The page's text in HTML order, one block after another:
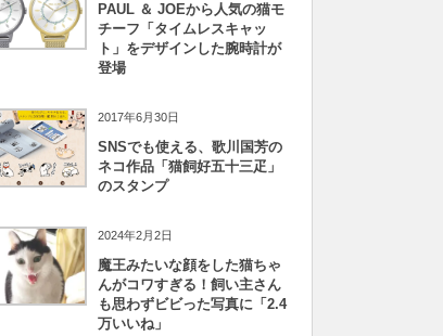
PAUL ＆ JOEから人気の猫モ
チーフ「タイムレスキャッ
ト」をデザインした腕時計が
登場
2017年6月30日
SNSでも使える、歌川国芳の
ネコ作品「猫飼好五十三疋」
のスタンプ
2024年2月2日
魔王みたいな顔をした猫ちゃ
んがコワすぎる！飼い主さん
も思わずビビった写真に「2.4
万いいね」